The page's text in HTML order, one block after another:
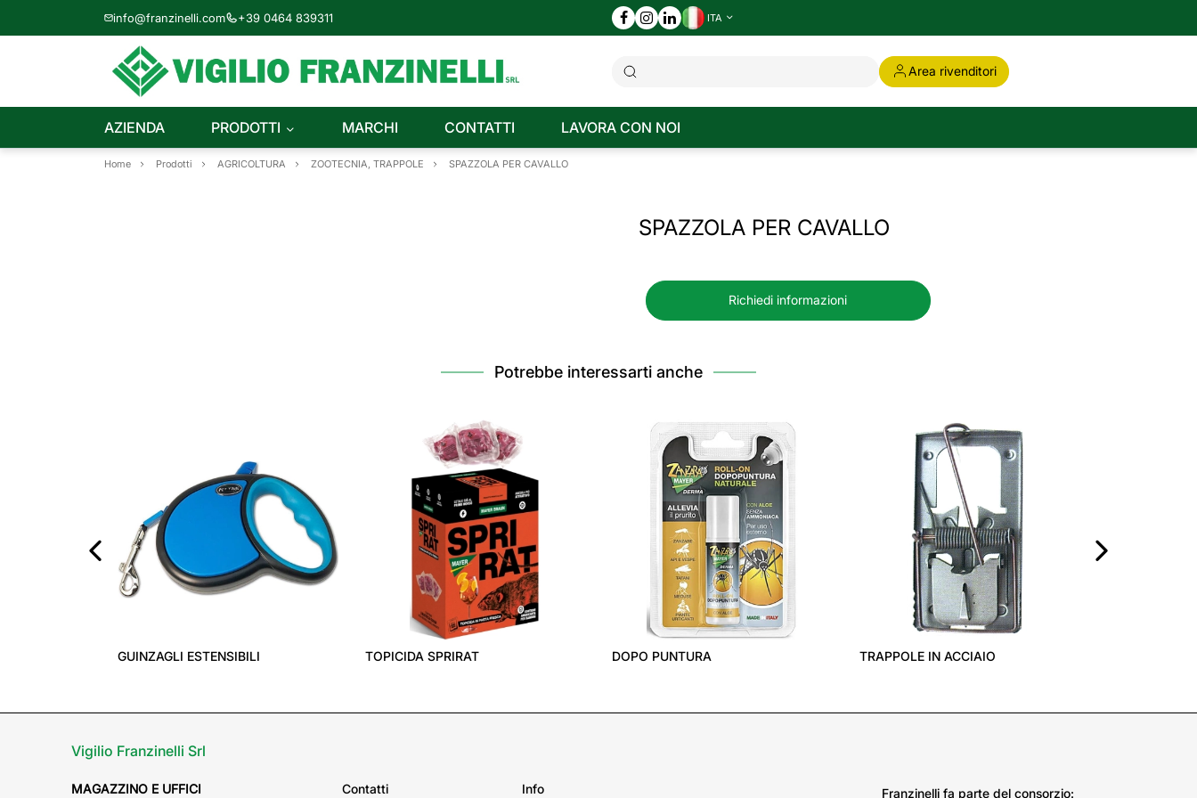
info@franzinelli.com +39 0464 839311 ITA
Area rivenditori
AZIENDA PRODOTTI MARCHI CONTATTI LAVORA CON NOI
Home Prodotti AGRICOLTURA ZOOTECNIA, TRAPPOLE SPAZZOLA PER CAVALLO
SPAZZOLA PER CAVALLO
Richiedi informazioni
Potrebbe interessarti anche
GUINZAGLI ESTENSIBILI TOPICIDA SPRIRAT DOPO PUNTURA TRAPPOLE IN ACCIAIO
Vigilio Franzinelli Srl
MAGAZZINO E UFFICI Contatti Info Franzinelli fa parte del consorzio: